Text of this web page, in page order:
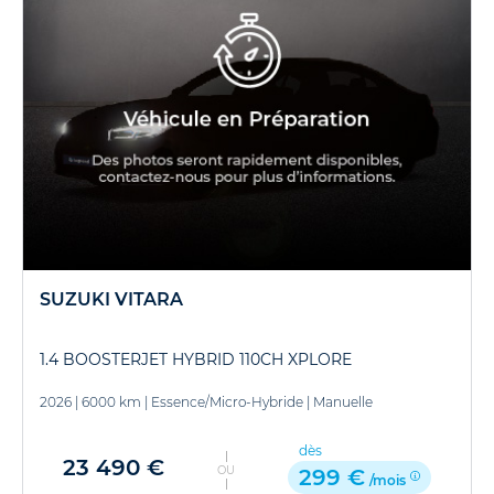
SUZUKI VITARA
1.4 BOOSTERJET HYBRID 110CH XPLORE
2026 | 6000 km | Essence/Micro-Hybride | Manuelle
23 490 € OU
dès
299 € /mois